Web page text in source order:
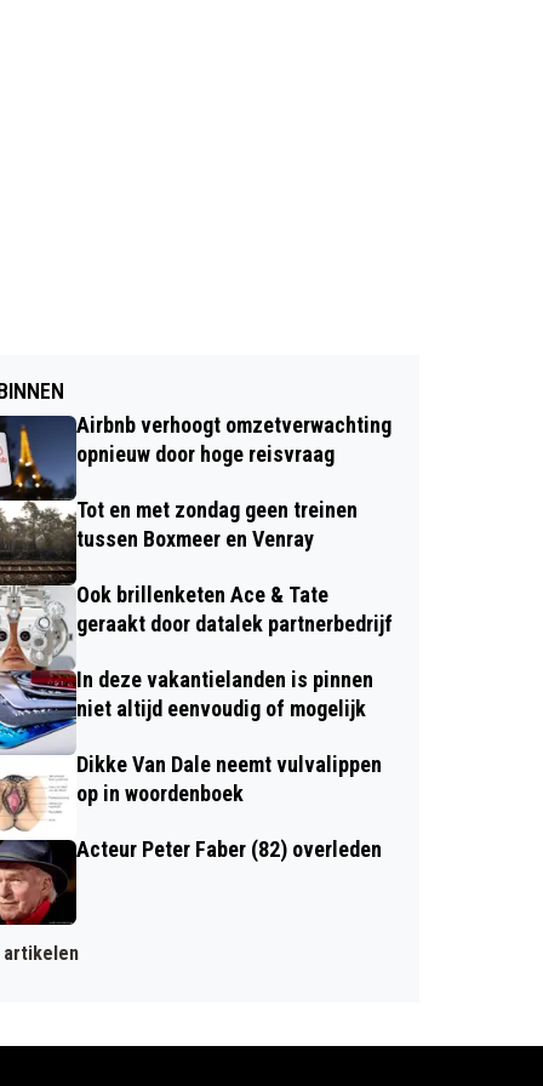
Airbnb verhoogt omzetverwachting
opnieuw door hoge reisvraag
Tot en met zondag geen treinen
tussen Boxmeer en Venray
Ook brillenketen Ace & Tate
geraakt door datalek partnerbedrijf
In deze vakantielanden is pinnen
niet altijd eenvoudig of mogelijk
Dikke Van Dale neemt vulvalippen
op in woordenboek
Acteur Peter Faber (82) overleden
artikelen